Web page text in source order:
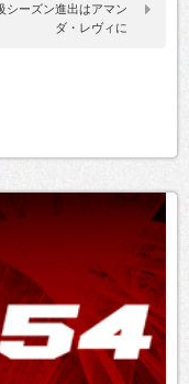
シーズン進出はアマン
ダ・レヴィに